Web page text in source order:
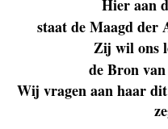
Hier aan
staat de Maagd der
Zij wil ons
de Bron
Wij vragen aan haar